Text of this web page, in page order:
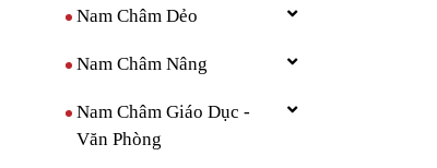
Nam Châm Dẻo
Nam Châm Nâng
Nam Châm Giáo Dục -
Văn Phòng